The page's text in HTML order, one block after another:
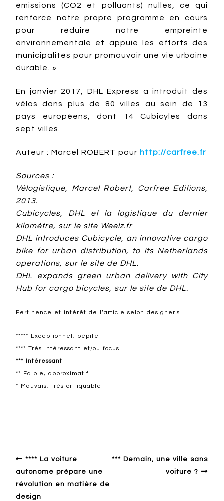
émissions (CO2 et polluants) nulles, ce qui
renforce notre propre programme en cours
pour réduire notre empreinte
environnementale et appuie les efforts des
municipalités pour promouvoir une vie urbaine
durable. »
En janvier 2017, DHL Express a introduit des
vélos dans plus de 80 villes au sein de 13
pays européens, dont 14 Cubicyles dans
sept villes.
Auteur : Marcel ROBERT pour http://carfree.fr
Sources :
Vélogistique, Marcel Robert, Carfree Editions,
2013.
Cubicycles, DHL et la logistique du dernier
kilomètre, sur le site Weelz.fr
DHL introduces Cubicycle, an innovative cargo
bike for urban distribution, to its Netherlands
operations, sur le site de DHL.
DHL expands green urban delivery with City
Hub for cargo bicycles, sur le site de DHL.
Pertinence et intérêt de l’article selon designer.s !
***** Exceptionnel, pépite
**** Très intéressant et/ou focus
*** Intéressant
** Faible, approximatif
* Mauvais, très critiquable
**** La voiture
autonome prépare une
révolution en matière de
design
*** Demain, une ville sans
voiture ?